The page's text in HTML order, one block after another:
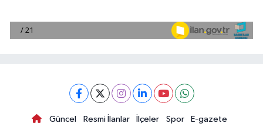
Güncel Resmi İlanlar İlçeler Spor
E-gazete